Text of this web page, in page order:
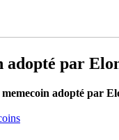
adopté par
adopté par